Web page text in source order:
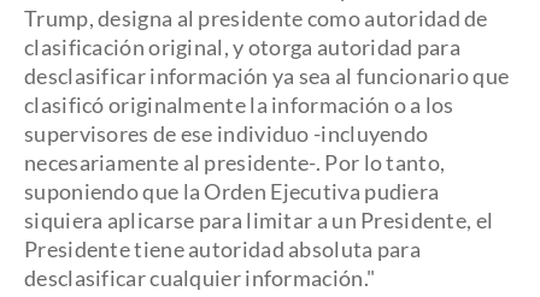
Trump, designa al presidente como autoridad de
clasificación original, y otorga autoridad para
desclasificar información ya sea al funcionario que
clasificó originalmente la información o a los
supervisores de ese individuo -incluyendo
necesariamente al presidente-. Por lo tanto,
suponiendo que la Orden Ejecutiva pudiera
siquiera aplicarse para limitar a un Presidente, el
Presidente tiene autoridad absoluta para
desclasificar cualquier información."